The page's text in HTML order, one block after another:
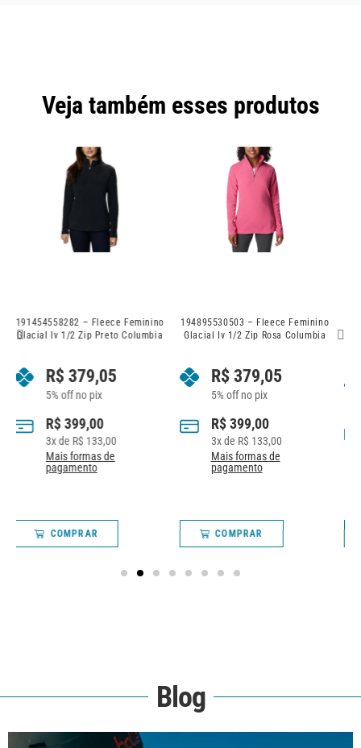
Veja também esses produtos
194895530503 – Fleece Feminino
Glacial Iv 1/2 Zip Rosa Columbia
R$379,05
5% off no pix
R$399,00
3x deR$133,00
Mais formas de
pagamento
COMPRAR
192660335063 – Jaqueta
R$1.424,05
5% off no pix
R$1.499,00
10x de R$149,90
Mais formas de
pagamento
COMPRAR
Blog